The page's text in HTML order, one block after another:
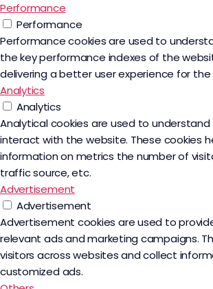
Performance
Performance
Performance cookies are used to
the key performance indexes of the
delivering a better user experience for the
Analytics
Analytics
Analytical cookies are used to understand
interact with the website. These cookies
information on metrics the number of
traffic source, etc.
Advertisement
Advertisement
Advertisement cookies are used to
relevant ads and marketing campaigns.
visitors across websites and collect
customized ads.